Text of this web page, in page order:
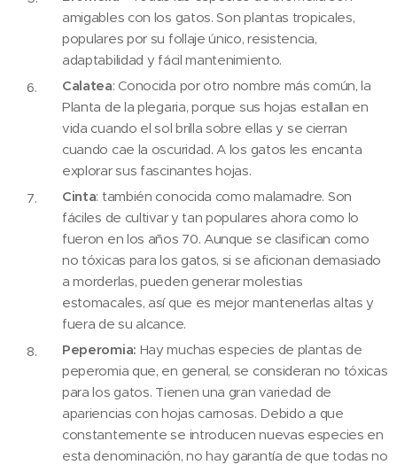
amigables con los gatos. Son plantas tropicales,
populares por su follaje único, resistencia,
adaptabilidad y fácil mantenimiento.
Calatea: Conocida por otro nombre más común, la
Planta de la plegaria, porque sus hojas estallan en
vida cuando el sol brilla sobre ellas y se cierran
cuando cae la oscuridad. A los gatos les encanta
explorar sus fascinantes hojas.
Cinta: también conocida como malamadre. Son
fáciles de cultivar y tan populares ahora como lo
fueron en los años 70. Aunque se clasifican como
no tóxicas para los gatos, si se aficionan demasiado
a morderlas, pueden generar molestias
estomacales, así que es mejor mantenerlas altas y
fuera de su alcance.
Peperomia: Hay muchas especies de plantas de
peperomia que, en general, se consideran no tóxicas
para los gatos. Tienen una gran variedad de
apariencias con hojas carnosas. Debido a que
constantemente se introducen nuevas especies en
esta denominación, no hay garantía de que todas no